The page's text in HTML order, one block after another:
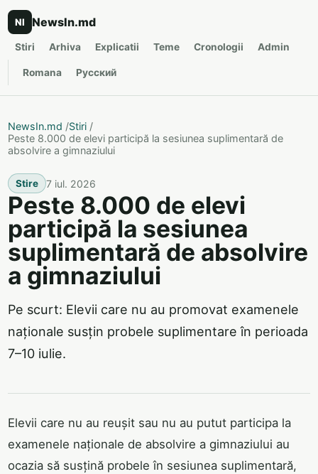
NI NewsIn.md
Stiri Arhiva Explicatii Teme Cronologii Admin
Romana Русский
NewsIn.md /Stiri /
Peste 8.000 de elevi participă la sesiunea suplimentară de
absolvire a gimnaziului
Stire 7 iul. 2026
Peste 8.000 de elevi
participă la sesiunea
suplimentară de absolvire
a gimnaziului
Pe scurt: Elevii care nu au promovat examenele
naționale susțin probele suplimentare în perioada
7–10 iulie.
Elevii care nu au reușit sau nu au putut participa la
examenele naționale de absolvire a gimnaziului au
ocazia să susțină probele în sesiunea suplimentară,